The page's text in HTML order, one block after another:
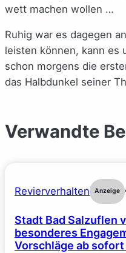
wett machen wollen …
Ruhig war es dagegen
leisten können, kann es
schon morgens die
das Halbdunkel seiner
Verwandte
Revierverhalten Anzeige
Stadt Bad Salzuflen
besonderes
Vorschläge ab